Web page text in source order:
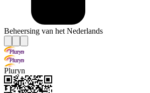
Beheersing van het Nederlands
Pluryn